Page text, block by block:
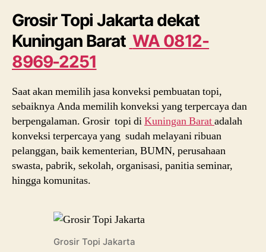
Grosir Topi Jakarta dekat
Kuningan Barat WA 0812-
8969-2251
Saat akan memilih jasa konveksi pembuatan topi,
sebaiknya Anda memilih konveksi yang terpercaya dan
berpengalaman. Grosir topi diKuningan Baratadalah
konveksi terpercaya yang sudah melayani ribuan
pelanggan, baik kementerian, BUMN, perusahaan
swasta, pabrik, sekolah, organisasi, panitia seminar,
hingga komunitas.
Grosir Topi Jakarta